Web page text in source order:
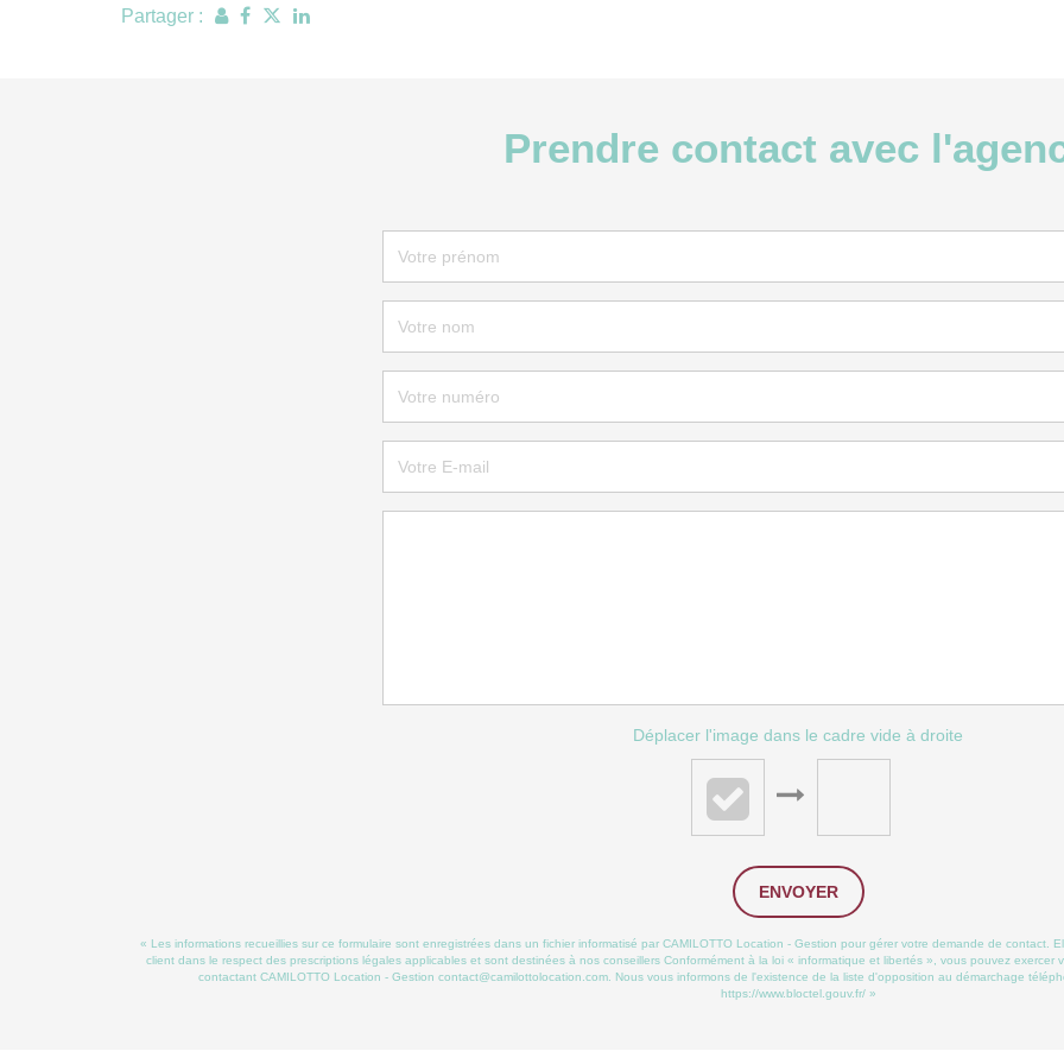
Partager :
Prendre contact avec
Déplacer l'image dans le cadre vide à droite
ENVOYER
« Les informations recueillies sur ce formulaire sont enregistrées dans un fichier informatisé par CAMILOTTO Location - Gestion pour gérer votre demande de contact.
client dans le respect des prescriptions légales applicables et sont destinées à nos conseillers Conformément à la loi « informatique et libertés », vous pouvez
contactant CAMILOTTO Location - Gestion contact@camilottolocation.com. Nous vous informons de l'existence de la liste d'opposition au démarchage
https://www.bloctel.gouv.fr/»